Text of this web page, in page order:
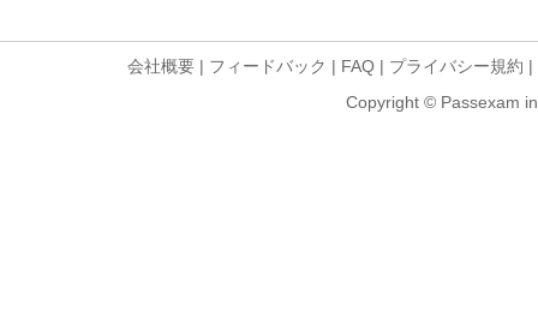
会社概要 | フィードバック | FAQ | プライバシー規約 |
Copyright © Passexam